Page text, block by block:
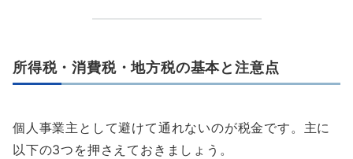
所得税・消費税・地方税の基本と注意点
個人事業主として避けて通れないのが税金です。主に
以下の3つを押さえておきましょう。